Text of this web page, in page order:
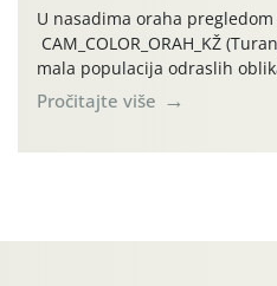
U nasadima oraha
CAM_COLOR_ORAH_KŽ
mala populacija odraslih
(Rhagoletis completa). Niska
činjenicom da je riječ o
Pročitajte više